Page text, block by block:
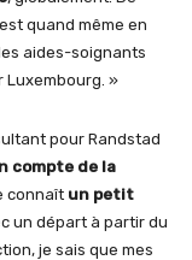
quand même en
aides-soignants
Luxembourg. »
pour Randstad
compte de la
connaît un petit
un départ à partir du
je sais que mes